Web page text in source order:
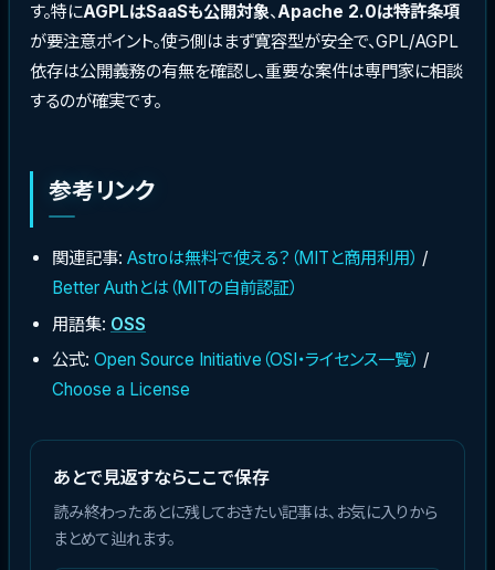
す。特にAGPLはSaaSも公開対象、Apache 2.0は特許条項
が要注意ポイント。使う側はまず寛容型が安全で、GPL/AGPL
依存は公開義務の有無を確認し、重要な案件は専門家に相談
するのが確実です。
参考リンク
関連記事: Astroは無料で使える？（MITと商用利用） /
Better Authとは（MITの自前認証）
用語集: OSS
公式: Open Source Initiative（OSI・ライセンス一覧） /
Choose a License
あとで見返すならここで保存
読み終わったあとに残しておきたい記事は、お気に入りから
まとめて辿れます。